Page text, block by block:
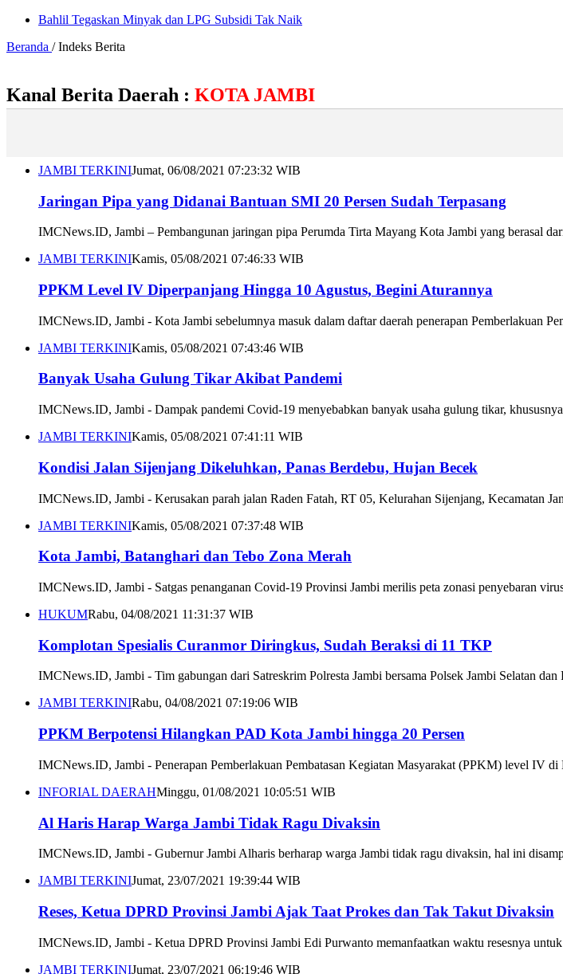
Bahlil Tegaskan Minyak dan LPG Subsidi Tak Naik
Beranda / Indeks Berita
Kanal Berita Daerah : KOTA JAMBI
JAMBI TERKINIJumat, 06/08/2021 07:23:32 WIB
Jaringan Pipa yang Didanai Bantuan SMI 20 Persen Sudah Terpasang
IMCNews.ID, Jambi – Pembangunan jaringan pipa Perumda Tirta Mayang Kota Jambi yang berasal
JAMBI TERKINIKamis, 05/08/2021 07:46:33 WIB
PPKM Level IV Diperpanjang Hingga 10 Agustus, Begini Aturannya
IMCNews.ID, Jambi - Kota Jambi sebelumnya masuk dalam daftar daerah penerapan Pemberlakuan
JAMBI TERKINIKamis, 05/08/2021 07:43:46 WIB
Banyak Usaha Gulung Tikar Akibat Pandemi
IMCNews.ID, Jambi - Dampak pandemi Covid-19 menyebabkan banyak usaha gulung tikar,
JAMBI TERKINIKamis, 05/08/2021 07:41:11 WIB
Kondisi Jalan Sijenjang Dikeluhkan, Panas Berdebu, Hujan Becek
IMCNews.ID, Jambi - Kerusakan parah jalan Raden Fatah, RT 05, Kelurahan Sijenjang, Kecamatan
JAMBI TERKINIKamis, 05/08/2021 07:37:48 WIB
Kota Jambi, Batanghari dan Tebo Zona Merah
IMCNews.ID, Jambi - Satgas penanganan Covid-19 Provinsi Jambi merilis peta zonasi penyebaran
HUKUMRabu, 04/08/2021 11:31:37 WIB
Komplotan Spesialis Curanmor Diringkus, Sudah Beraksi di 11 TKP
IMCNews.ID, Jambi - Tim gabungan dari Satreskrim Polresta Jambi bersama Polsek Jambi Selatan
JAMBI TERKINIRabu, 04/08/2021 07:19:06 WIB
PPKM Berpotensi Hilangkan PAD Kota Jambi hingga 20 Persen
IMCNews.ID, Jambi - Penerapan Pemberlakuan Pembatasan Kegiatan Masyarakat (PPKM) level IV
INFORIAL DAERAHMinggu, 01/08/2021 10:05:51 WIB
Al Haris Harap Warga Jambi Tidak Ragu Divaksin
IMCNews.ID, Jambi - Gubernur Jambi Alharis berharap warga Jambi tidak ragu divaksin, hal ini
JAMBI TERKINIJumat, 23/07/2021 19:39:44 WIB
Reses, Ketua DPRD Provinsi Jambi Ajak Taat Prokes dan Tak Takut Divaksin
IMCNews.ID, Jambi - Ketua DPRD Provinsi Jambi Edi Purwanto memanfaatkan waktu resesnya
JAMBI TERKINIJumat, 23/07/2021 06:19:46 WIB